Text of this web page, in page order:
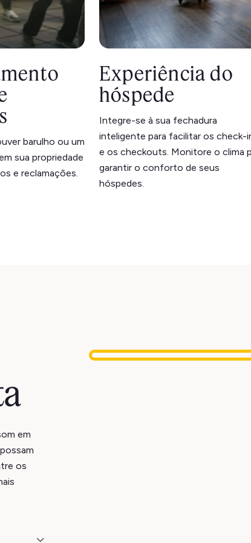
barulho ou um
sua propriedade
e reclamações.
Experiência do
hóspede
Integre-se à sua fechadura
inteligente para facilitar os check-
e os checkouts. Monitore o clima
garantir o conforto de seus
hóspedes.
em
os